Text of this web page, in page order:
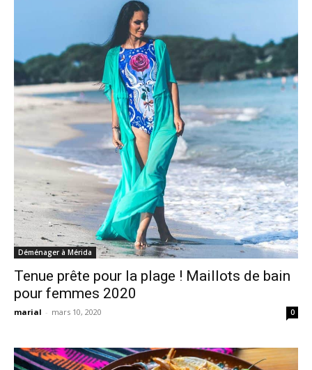
Déménager à Mérida
Tenue prête pour la plage ! Maillots de bain
pour femmes 2020
marial - mars 10, 2020 0